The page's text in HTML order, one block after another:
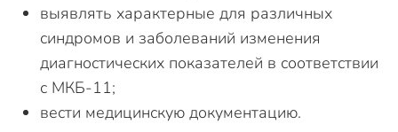
выявлять характерные для различных
синдромов и заболеваний изменения
диагностических показателей в соответствии
с МКБ-11;
вести медицинскую документацию.